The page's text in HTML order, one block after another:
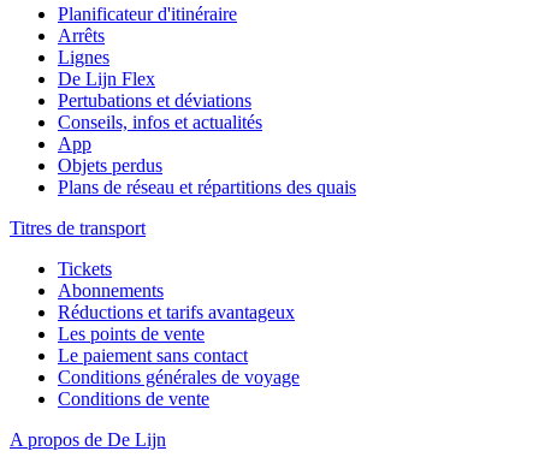
Planificateur d'itinéraire
Arrêts
Lignes
De Lijn Flex
Pertubations et déviations
Conseils, infos et actualités
App
Objets perdus
Plans de réseau et répartitions des quais
Titres de transport
Tickets
Abonnements
Réductions et tarifs avantageux
Les points de vente
Le paiement sans contact
Conditions générales de voyage
Conditions de vente
A propos de De Lijn